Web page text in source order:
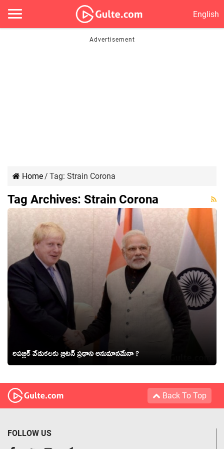
English
Home/ Tag: Strain Corona
Tag Archives: Strain Corona
రిపబ్లిక్ వేడుకలకు బ్రిటన్ ప్రధాని అనుమానమేనా ?
Back To Top
FOLLOW US